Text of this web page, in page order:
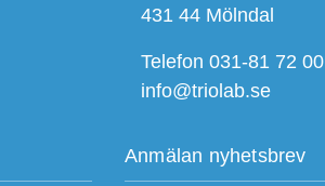
431 44 Mölndal
Telefon 031-81 72 00
info@triolab.se
Anmälan nyhetsbrev